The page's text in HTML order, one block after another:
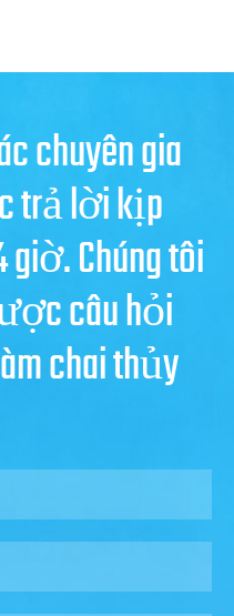
chuyên gia
trả lời kịp
Chúng tôi
câu hỏi
chai thủy